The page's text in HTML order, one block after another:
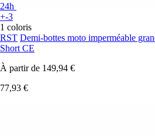
24h
+-3
1 coloris
RST Demi-bottes moto imperméable
Short CE
À partir de 149,94 €
77,93 €